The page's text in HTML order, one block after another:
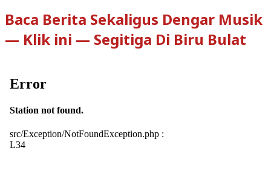
Baca Berita Sekaligus Dengar Musik
— Klik ini — Segitiga Di Biru Bulat